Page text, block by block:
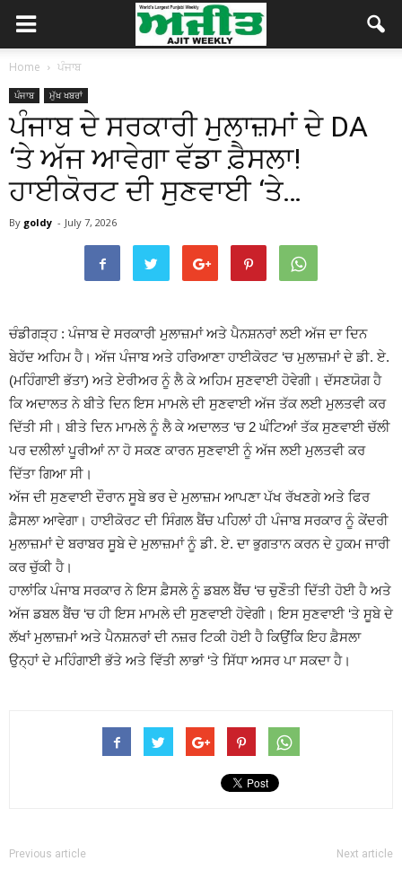
Home ਪੰਜਾਬ
ਪੰਜਾਬ ਮੁੱਖ ਖਬਰਾਂ
ਪੰਜਾਬ ਦੇ ਸਰਕਾਰੀ ਮੁਲਾਜ਼ਮਾਂ ਦੇ DA
‘ਤੇ ਅੱਜ ਆਵੇਗਾ ਵੱਡਾ ਫ਼ੈਸਲਾ!
ਹਾਈਕੋਰਟ ਦੀ ਸੁਣਵਾਈ ‘ਤੇ…
By goldy - July 7, 2026
ਚੰਡੀਗੜ੍ਹ : ਪੰਜਾਬ ਦੇ ਸਰਕਾਰੀ ਮੁਲਾਜ਼ਮਾਂ ਅਤੇ ਪੈਨਸ਼ਨਰਾਂ ਲਈ ਅੱਜ ਦਾ ਦਿਨ
ਬੇਹੱਦ ਅਹਿਮ ਹੈ। ਅੱਜ ਪੰਜਾਬ ਅਤੇ ਹਰਿਆਣਾ ਹਾਈਕੋਰਟ ‘ਚ ਮੁਲਾਜ਼ਮਾਂ ਦੇ ਡੀ. ਏ.
(ਮਹਿੰਗਾਈ ਭੱਤਾ) ਅਤੇ ਏਰੀਅਰ ਨੂੰ ਲੈ ਕੇ ਅਹਿਮ ਸੁਣਵਾਈ ਹੋਵੇਗੀ। ਦੱਸਣਯੋਗ ਹੈ
ਕਿ ਅਦਾਲਤ ਨੇ ਬੀਤੇ ਦਿਨ ਇਸ ਮਾਮਲੇ ਦੀ ਸੁਣਵਾਈ ਅੱਜ ਤੱਕ ਲਈ ਮੁਲਤਵੀ ਕਰ
ਦਿੱਤੀ ਸੀ। ਬੀਤੇ ਦਿਨ ਮਾਮਲੇ ਨੂੰ ਲੈ ਕੇ ਅਦਾਲਤ ‘ਚ 2 ਘੰਟਿਆਂ ਤੱਕ ਸੁਣਵਾਈ ਚੱਲੀ
ਪਰ ਦਲੀਲਾਂ ਪੂਰੀਆਂ ਨਾ ਹੋ ਸਕਣ ਕਾਰਨ ਸੁਣਵਾਈ ਨੂੰ ਅੱਜ ਲਈ ਮੁਲਤਵੀ ਕਰ
ਦਿੱਤਾ ਗਿਆ ਸੀ।
ਅੱਜ ਦੀ ਸੁਣਵਾਈ ਦੌਰਾਨ ਸੂਬੇ ਭਰ ਦੇ ਮੁਲਾਜ਼ਮ ਆਪਣਾ ਪੱਖ ਰੱਖਣਗੇ ਅਤੇ ਫਿਰ
ਫ਼ੈਸਲਾ ਆਵੇਗਾ। ਹਾਈਕੋਰਟ ਦੀ ਸਿੰਗਲ ਬੈਂਚ ਪਹਿਲਾਂ ਹੀ ਪੰਜਾਬ ਸਰਕਾਰ ਨੂੰ ਕੇਂਦਰੀ
ਮੁਲਾਜ਼ਮਾਂ ਦੇ ਬਰਾਬਰ ਸੂਬੇ ਦੇ ਮੁਲਾਜ਼ਮਾਂ ਨੂੰ ਡੀ. ਏ. ਦਾ ਭੁਗਤਾਨ ਕਰਨ ਦੇ ਹੁਕਮ ਜਾਰੀ
ਕਰ ਚੁੱਕੀ ਹੈ।
ਹਾਲਾਂਕਿ ਪੰਜਾਬ ਸਰਕਾਰ ਨੇ ਇਸ ਫ਼ੈਸਲੇ ਨੂੰ ਡਬਲ ਬੈਂਚ ‘ਚ ਚੁਣੌਤੀ ਦਿੱਤੀ ਹੋਈ ਹੈ ਅਤੇ
ਅੱਜ ਡਬਲ ਬੈਂਚ ‘ਚ ਹੀ ਇਸ ਮਾਮਲੇ ਦੀ ਸੁਣਵਾਈ ਹੋਵੇਗੀ। ਇਸ ਸੁਣਵਾਈ ‘ਤੇ ਸੂਬੇ ਦੇ
ਲੱਖਾਂ ਮੁਲਾਜ਼ਮਾਂ ਅਤੇ ਪੈਨਸ਼ਨਰਾਂ ਦੀ ਨਜ਼ਰ ਟਿਕੀ ਹੋਈ ਹੈ ਕਿਉਂਕਿ ਇਹ ਫ਼ੈਸਲਾ
ਉਨ੍ਹਾਂ ਦੇ ਮਹਿੰਗਾਈ ਭੱਤੇ ਅਤੇ ਵਿੱਤੀ ਲਾਭਾਂ ‘ਤੇ ਸਿੱਧਾ ਅਸਰ ਪਾ ਸਕਦਾ ਹੈ।
Previous article Next article